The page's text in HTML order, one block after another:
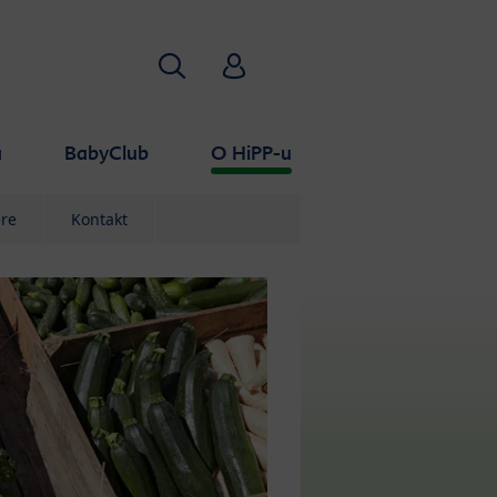
BabyClub O HiPP-u
Pretraživanje
HiPP Babyclub
Kontakt